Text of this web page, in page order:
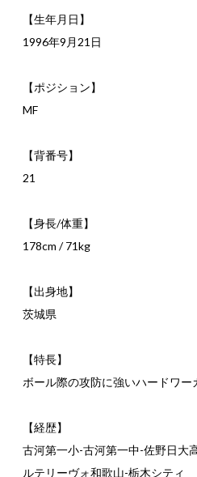
【生年月日】
1996年9月21日
【ポジション】
MF
【背番号】
21
【身長/体重】
178cm / 71kg
【出身地】
茨城県
【特長】
ボール際の攻防に強いハードワー
【経歴】
古河第一小-古河第一中-佐野日大
ルテリーヴォ和歌山-栃木シティ